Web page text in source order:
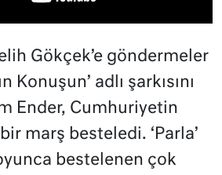
Gökçek’e göndermeler
Konuşun’ adlı şarkısını
Ender, Cumhuriyetin
marş besteledi. ‘Parla’
bestelenen çok